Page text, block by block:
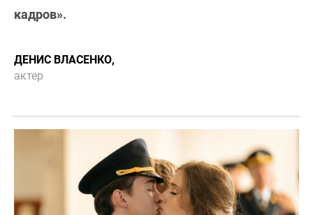
кадров».
ДЕНИС ВЛАСЕНКО,
актер